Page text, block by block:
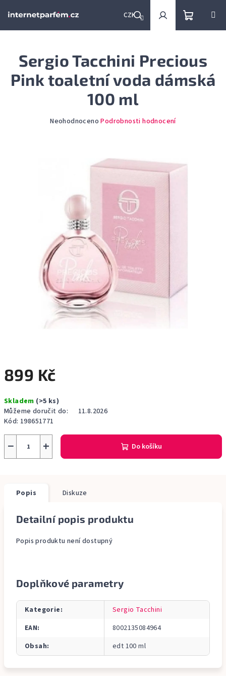
CZK
Hledat PřihlášeníNákupní
košík
899 Kč
cena:
Skladem (>5 ks)
Můžeme doručit do:
11.8.2026
Kód: 198651771
+
− Do košíku
Sergio Tacchini Precious
Pink toaletní voda dámská
100 ml
Průměrné
Neohodnoceno Podrobnosti hodnocení
Popis Diskuze
Detailní popis produktu
Popis produktu není dostupný
Doplňkové parametry
Kategorie:
Sergio Tacchini
EAN:
8002135084964
Obsah: edt 100 ml